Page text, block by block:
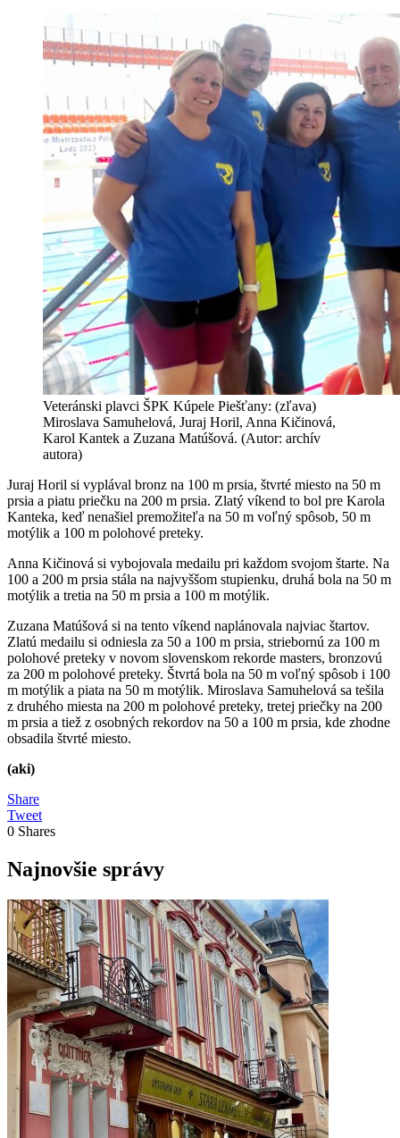
Veteránski plavci ŠPK Kúpele Piešťany: (zľava)
Miroslava Samuhelová, Juraj Horil, Anna Kičinová,
Karol Kantek a Zuzana Matúšová. (Autor: archív
autora)
Juraj Horil si vyplával bronz na 100 m prsia, štvrté miesto na 50 m
prsia a piatu priečku na 200 m prsia. Zlatý víkend to bol pre Karola
Kanteka, keď nenašiel premožiteľa na 50 m voľný spôsob, 50 m
motýlik a 100 m polohové preteky.
Anna Kičinová si vybojovala medailu pri každom svojom štarte. Na
100 a 200 m prsia stála na najvyššom stupienku, druhá bola na 50 m
motýlik a tretia na 50 m prsia a 100 m motýlik.
Zuzana Matúšová si na tento víkend naplánovala najviac štartov.
Zlatú medailu si odniesla za 50 a 100 m prsia, striebornú za 100 m
polohové preteky v novom slovenskom rekorde masters, bronzovú
za 200 m polohové preteky. Štvrtá bola na 50 m voľný spôsob i 100
m motýlik a piata na 50 m motýlik. Miroslava Samuhelová sa tešila
z druhého miesta na 200 m polohové preteky, tretej priečky na 200
m prsia a tiež z osobných rekordov na 50 a 100 m prsia, kde zhodne
obsadila štvrté miesto.
(aki)
Share
Tweet
0 Shares
Najnovšie správy